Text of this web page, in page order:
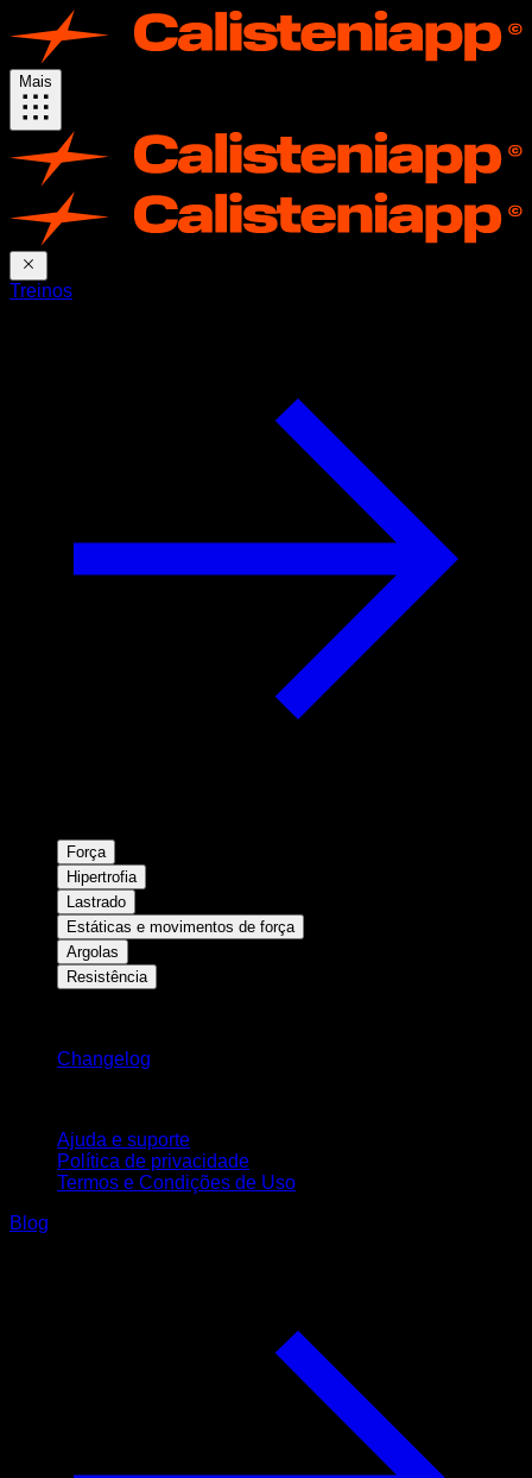
Mais
Treinos
Força
Hipertrofia
Lastrado
Estáticas e movimentos de força
Argolas
Resistência
Changelog
Ajuda e suporte
Política de privacidade
Termos e Condições de Uso
Blog